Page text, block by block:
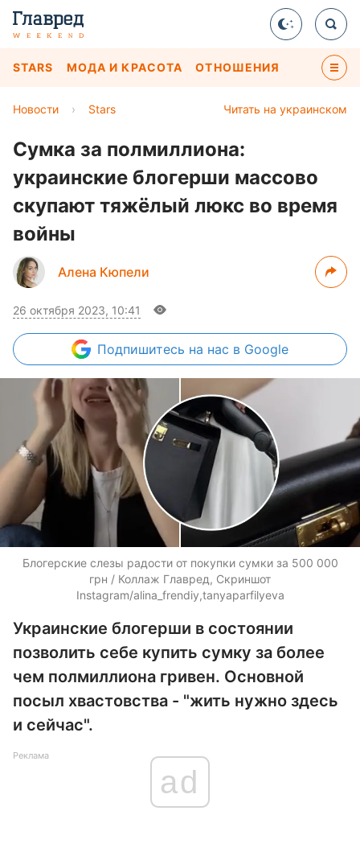
STARS МОДА И КРАСОТА ОТНОШЕНИЯ
Читать на украинском
Новости › Stars
Сумка за полмиллиона:
украинские блогерши массово
скупают тяжёлый люкс во время
войны
Алена Кюпели
26 октября 2023, 10:41
Подпишитесь на нас в Google
Блогерские слезы радости от покупки сумки за 500 000
грн / Коллаж Главред, Скриншот
Instagram/alina_frendiy,tanyaparfilyeva
Украинские блогерши в состоянии
позволить себе купить сумку за более
чем полмиллиона гривен. Основной
посыл хвастовства - "жить нужно здесь
и сейчас".
Реклама
ad